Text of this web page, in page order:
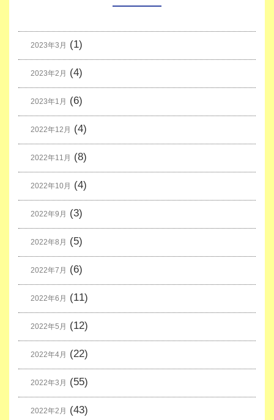
2023年3月 (1)
2023年2月 (4)
2023年1月 (6)
2022年12月 (4)
2022年11月 (8)
2022年10月 (4)
2022年9月 (3)
2022年8月 (5)
2022年7月 (6)
2022年6月 (11)
2022年5月 (12)
2022年4月 (22)
2022年3月 (55)
2022年2月 (43)